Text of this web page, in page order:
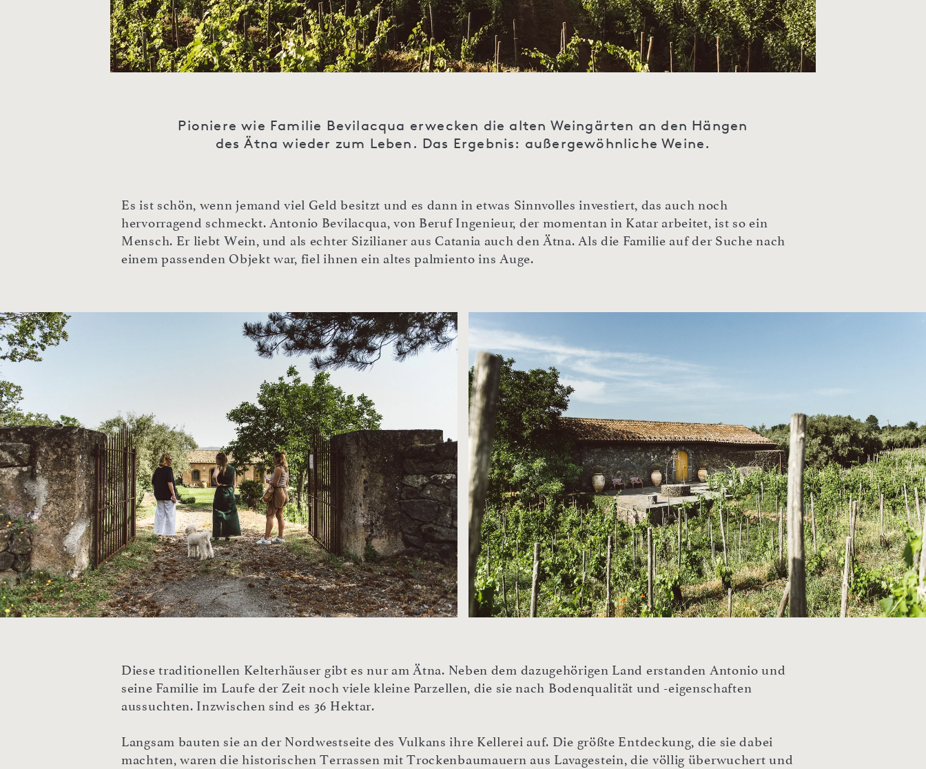
Pioniere wie Familie Bevilacqua erwecken die alten Weingärten an den Hängen
des Ätna wieder zum Leben. Das Ergebnis: außergewöhnliche Weine.
Es ist schön, wenn jemand viel Geld besitzt und es dann in etwas Sinnvolles investiert, das auch noch
hervorragend schmeckt. Antonio Bevilacqua, von Beruf Ingenieur, der momentan in Katar arbeitet, ist so ein
Mensch. Er liebt Wein, und als echter Sizilianer aus Catania auch den Ätna. Als die Familie auf der Suche nach
einem passenden Objekt war, fiel ihnen ein altes palmiento ins Auge.
Diese traditionellen Kelterhäuser gibt es nur am Ätna. Neben dem dazugehörigen Land erstanden Antonio und
seine Familie im Laufe der Zeit noch viele kleine Parzellen, die sie nach Bodenqualität und -eigenschaften
aussuchten. Inzwischen sind es 36 Hektar.
Langsam bauten sie an der Nordwestseite des Vulkans ihre Kellerei auf. Die größte Entdeckung, die sie dabei
machten, waren die historischen Terrassen mit Trockenbaumauern aus Lavagestein, die völlig überwuchert und